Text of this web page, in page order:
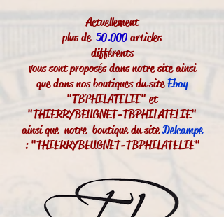
Actuellement
plus de50.000articles
différents
vous sont proposés dans notre site ainsi
que dans nos boutiques du siteEbay
"TBPHILATELIE" et
"THIERRYBEUGNET-TBPHILATELIE"
ainsi que notre boutique du siteDelcampe
: "THIERRYBEUGNET-TBPHILATELIE"